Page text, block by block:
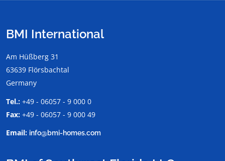
BMI International
Am Hüßberg 31
63639 Flörsbachtal
Germany
Tel.: +49 - 06057 - 9 000 0
Fax: +49 - 06057 - 9 000 49
Email: info@bmi-homes.com